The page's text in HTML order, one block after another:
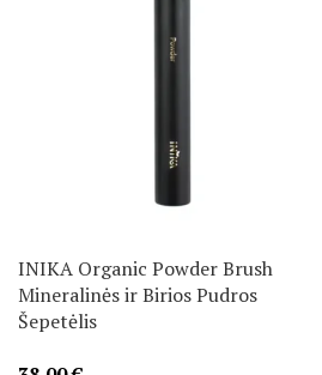
INIKA Organic Powder Brush
Mineralinės ir Birios Pudros
Šepetėlis